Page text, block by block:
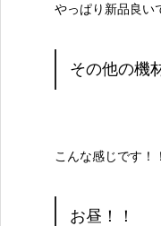
やっぱり新品良い
その他の機
こんな感じです！！
お昼！！